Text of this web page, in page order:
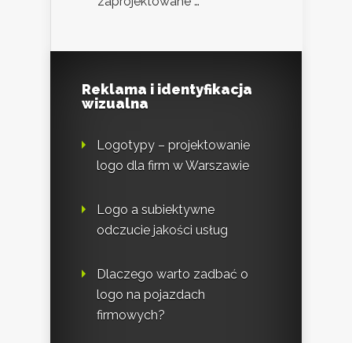
Reklama i identyfikacja
wizualna
Logotypy – projektowanie
logo dla firm w Warszawie
Logo a subiektywne
odczucie jakości usług
Dlaczego warto zadbać o
logo na pojazdach
firmowych?